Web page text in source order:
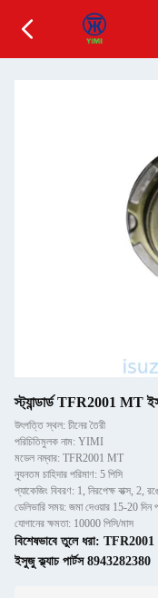
স্ট্যান্ডার্ড TFR2001 MT
উৎপত্তি স্থল: চীনের তৈরী
পরিচিতিমুলক নাম: YIMI
মডেল নম্বার: TFR2001 MT
ন্যূনতম চাহিদার পরিমাণ: 5 পিসি
প্যাকেজিং বিবরণ: 1, নিরপেক্ষ বাক্স, 2,
ডেলিভারি সময়: জমা দেওয়ার 15-20 দিন
যোগানের ক্ষমতা: 10000 পিসি/মাস
বিশেষভাবে তুলে ধরা: TFR2001
ইসুজু ক্ল্যাচ পার্টস 8943282380